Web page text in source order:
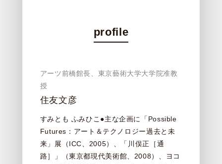
profile
アーツ前橋館長、東京藝術大学大学院准教
授
住友文彦
すみとも ふみひこ●主な企画に「Possible
Futures：アート＆テクノロジー過去と未
来」展（ICC、2005）、「川俣正［通
路］」（東京都現代美術館、2008）、ヨコ